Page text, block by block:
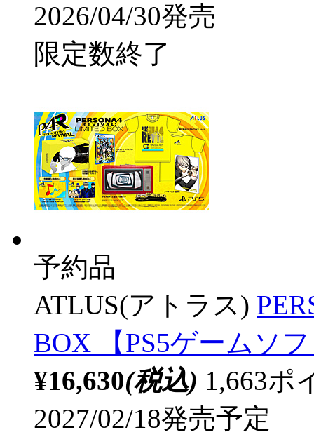
2026/04/30発売
限定数終了
予約品
ATLUS(アトラス)
BOX 【PS5ゲームソ
¥16,630(税込) 1,663ポ
2027/02/18発売予定